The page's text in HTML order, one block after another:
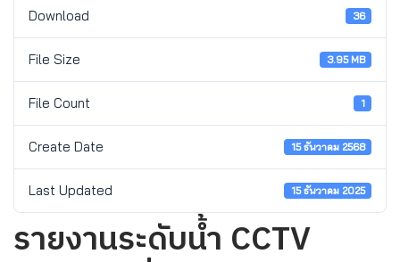
Download 36
File Size 3.95 MB
File Count 1
Create Date 15 ธันวาคม 2568
Last Updated 15 ธันวาคม 2025
รายงานระดับน้ำ CCTV